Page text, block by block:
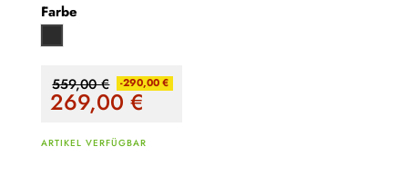
Farbe
559,00 € -290,00 €
269,00€
ARTIKEL VERFÜGBAR